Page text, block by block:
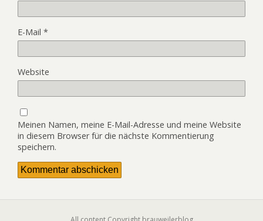
E-Mail *
Website
Meinen Namen, meine E-Mail-Adresse und meine Website
in diesem Browser für die nächste Kommentierung
speichern.